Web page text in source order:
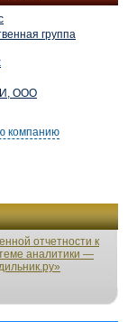
группа
ООО
компанию
отчетности к
аналитики —